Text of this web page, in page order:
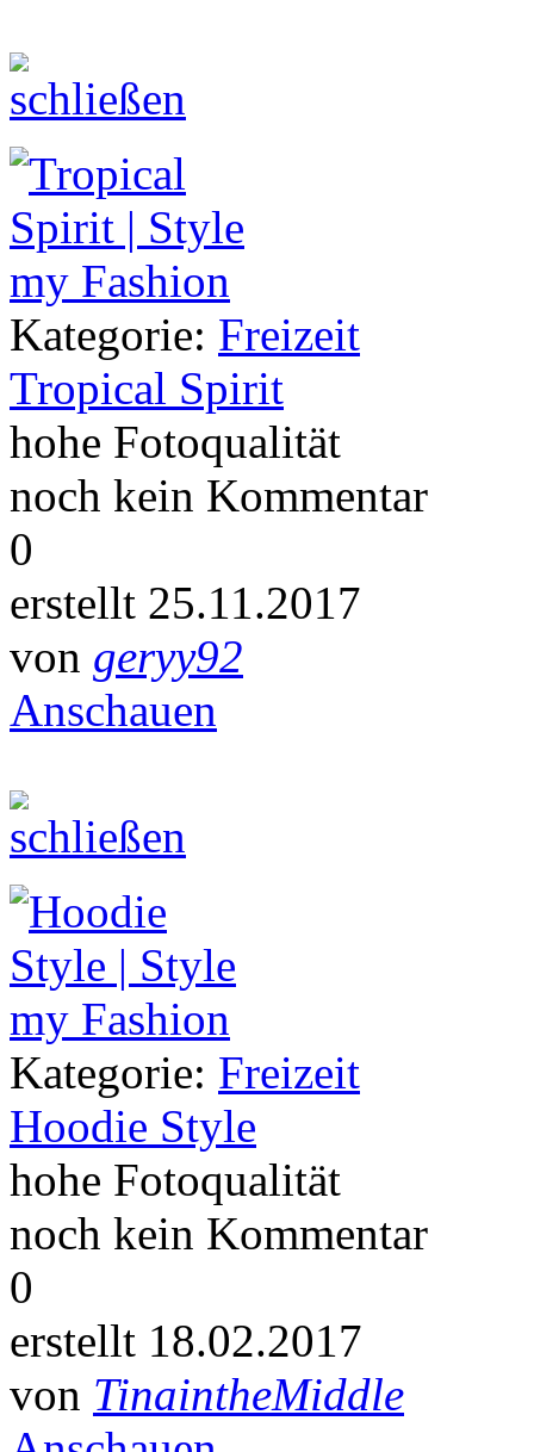
Kategorie: Freizeit
Tropical Spirit
hohe Fotoqualität
noch kein Kommentar
0
erstellt 25.11.2017
von geryy92
Anschauen
Kategorie: Freizeit
Hoodie Style
hohe Fotoqualität
noch kein Kommentar
0
erstellt 18.02.2017
von TinaintheMiddle